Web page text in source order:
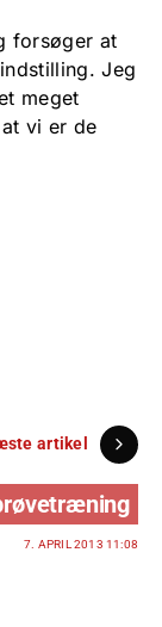
forsøger at
Jeg
meget
vi er de
artikel
7. APRIL 2013 11:08